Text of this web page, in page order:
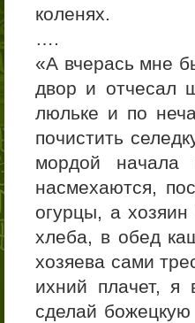
коленях.
….
«А вчерась мне
двор и отчесал
люльке и по
почистить
мордой
насмехаются,
огурцы, а
хлеба, в обед
хозяева сами
ихний плачет,
сделай